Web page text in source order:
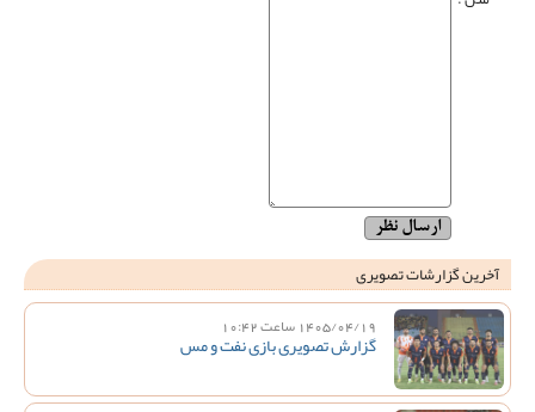
آخرین گزارشات تصویری
1405/04/19 ساعت 10:42
گزارش تصویری بازی نفت و مس